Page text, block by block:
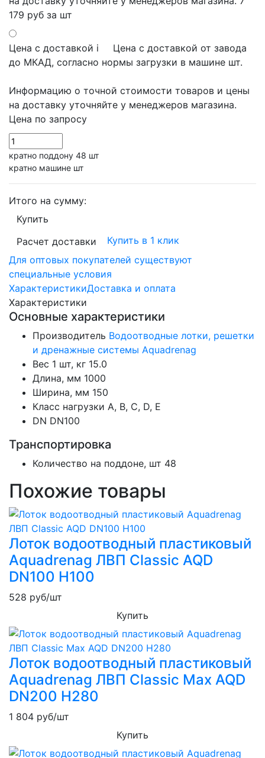
179 руб за шт
Цена с доставкой i
Цена с доставкой от завода
до МКАД, согласно нормы загрузки в машине шт.
Информацию о точной стоимости товаров и цены
на доставку уточняйте у менеджеров магазина.
Цена по запросу
кратно поддону 48 шт
кратно машине шт
Итого на сумму:
Купить
Расчет доставки
Купить в 1 клик
Для оптовых покупателей существуют
специальные условия
ХарактеристикиДоставка и оплата
Характеристики
Основные характеристики
Производитель Водоотводные лотки, решетки
и дренажные системы Aquadrenag
Вес 1 шт, кг 15.0
Длина, мм 1000
Ширина, мм 150
Класс нагрузки A, В, C, D, Е
DN DN100
Транспортировка
Количество на поддоне, шт 48
Похожие товары
Лоток водоотводный пластиковый
Aquadrenag ЛВП Classic AQD
DN100 H100
528 руб/шт
Купить
Лоток водоотводный пластиковый
Aquadrenag ЛВП Classic Max AQD
DN200 H280
1 804 руб/шт
Купить